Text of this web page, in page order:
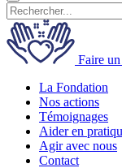
Faire
La Fondation
Nos actions
Témoignages
Aider en
Agir avec nous
Contact